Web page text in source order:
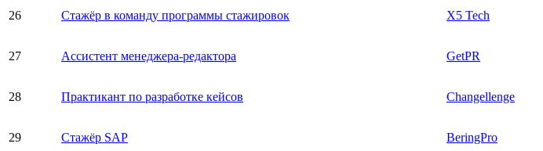
26 Стажёр в команду программы стажировок X5 Tech
27 Ассистент менеджера-редактора GetPR
28 Практикант по разработке кейсов Changellenge
29 Стажёр SAP BeringPro